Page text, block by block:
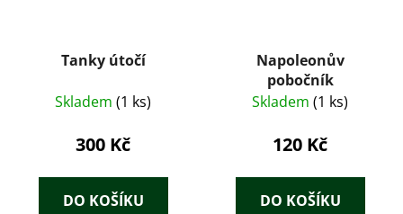
Tanky útočí
Skladem (1 ks)
300 Kč
DO KOŠÍKU
Napoleonův
pobočník
Skladem (1 ks)
120 Kč
DO KOŠÍKU